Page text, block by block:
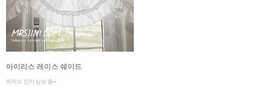
아이리스 레이스 쉐이드
아직도 인기 상승 중~